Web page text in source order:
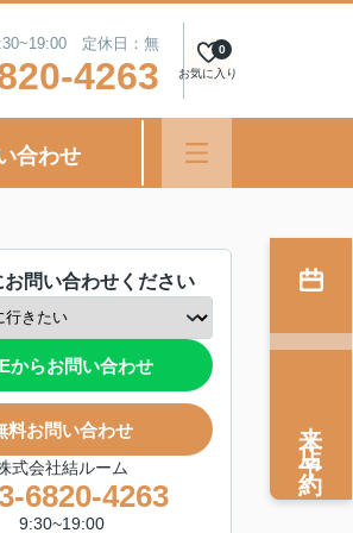
定休日：無
4263 お気に入り
0
合わせ
お問い合わせください
からお問い合わせ
料お問い合わせ
式会社結ルーム
6820-4263
9:30~19:00
来店予約